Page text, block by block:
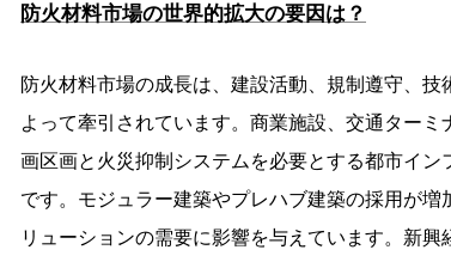
防火材料市場の世界的拡大の要因は？
防火材料市場の成長は、建設活動、規制遵守、
よって牽引されています。商業施設、交通ター
画区画と火災抑制システムを必要とする都市イ
です。モジュラー建築やプレハブ建築の採用が
リューションの需要に影響を与えています。新